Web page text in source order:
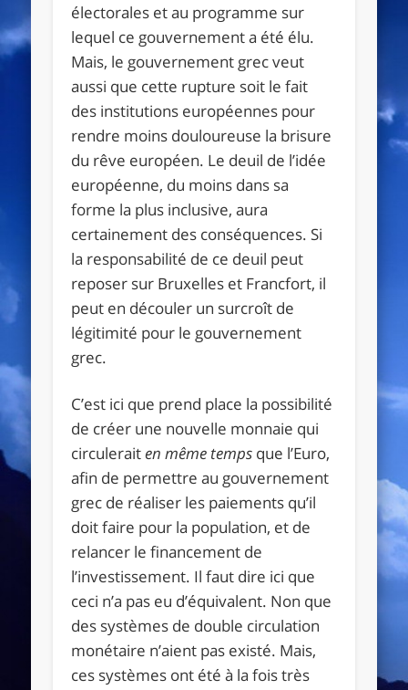
électorales et au programme sur
lequel ce gouvernement a été élu.
Mais, le gouvernement grec veut
aussi que cette rupture soit le fait
des institutions européennes pour
rendre moins douloureuse la brisure
du rêve européen. Le deuil de l’idée
européenne, du moins dans sa
forme la plus inclusive, aura
certainement des conséquences. Si
la responsabilité de ce deuil peut
reposer sur Bruxelles et Francfort, il
peut en découler un surcroît de
légitimité pour le gouvernement
grec.
C’est ici que prend place la possibilité
de créer une nouvelle monnaie qui
circuleraiten même temps que l’Euro,
afin de permettre au gouvernement
grec de réaliser les paiements qu’il
doit faire pour la population, et de
relancer le financement de
l’investissement. Il faut dire ici que
ceci n’a pas eu d’équivalent. Non que
des systèmes de double circulation
monétaire n’aient pas existé. Mais,
ces systèmes ont été à la fois très